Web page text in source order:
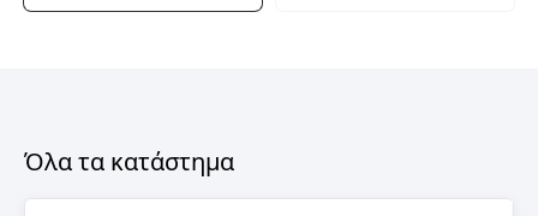
Όλα τα κατάστημα